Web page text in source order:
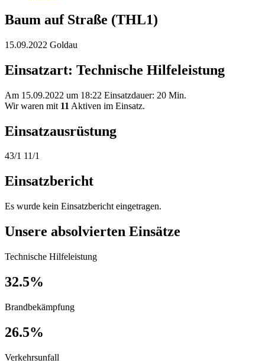
Baum auf Straße (THL1)
15.09.2022 Goldau
Einsatzart: Technische Hilfeleistung
Am 15.09.2022 um 18:22 Einsatzdauer: 20 Min.
Wir waren mit 11 Aktiven im Einsatz.
Einsatzausrüstung
43/1 11/1
Einsatzbericht
Es wurde kein Einsatzbericht eingetragen.
Unsere absolvierten Einsätze
Technische Hilfeleistung
32.5%
Brandbekämpfung
26.5%
Verkehrsunfall